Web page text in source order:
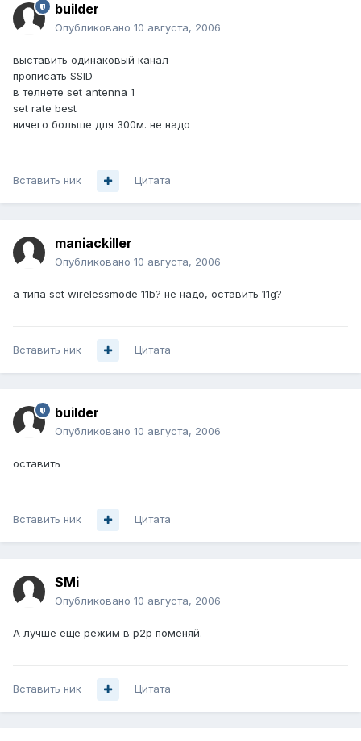
builder
Опубликовано 10 августа, 2006
выставить одинаковый канал
прописать SSID
в телнете set antenna 1
set rate best
ничего больше для 300м. не надо
Вставить ник Цитата
maniackiller
Опубликовано 10 августа, 2006
а типа set wirelessmode 11b? не надо, оставить 11g?
Вставить ник Цитата
builder
Опубликовано 10 августа, 2006
оставить
Вставить ник Цитата
SMi
Опубликовано 10 августа, 2006
А лучше ещё режим в р2р поменяй.
Вставить ник Цитата